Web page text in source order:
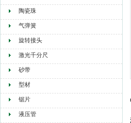
陶瓷珠
气弹簧
旋转接头
激光千分尺
砂带
型材
锯片
液压管